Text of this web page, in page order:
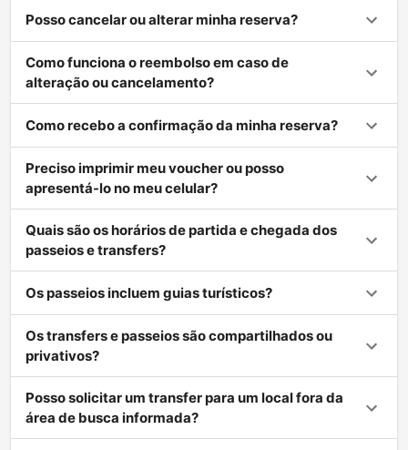
Posso cancelar ou alterar minha reserva?
Como funciona o reembolso em caso de
alteração ou cancelamento?
Como recebo a confirmação da minha reserva?
Preciso imprimir meu voucher ou posso
apresentá-lo no meu celular?
Quais são os horários de partida e chegada dos
passeios e transfers?
Os passeios incluem guias turísticos?
Os transfers e passeios são compartilhados ou
privativos?
Posso solicitar um transfer para um local fora da
área de busca informada?